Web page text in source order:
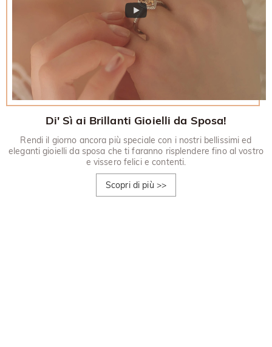
Di' Sì ai Brillanti Gioielli da Sposa!
Rendi il giorno ancora più speciale con i nostri bellissimi ed
eleganti gioielli da sposa che ti faranno risplendere fino al vostro
e vissero felici e contenti.
Scopri di più >>